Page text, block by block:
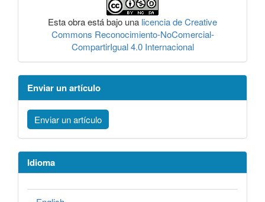
Esta obra está bajo una licencia de Creative
Commons Reconocimiento-NoComercial-
CompartirIgual 4.0 Internacional
Enviar un artículo
Enviar un artículo
Idioma